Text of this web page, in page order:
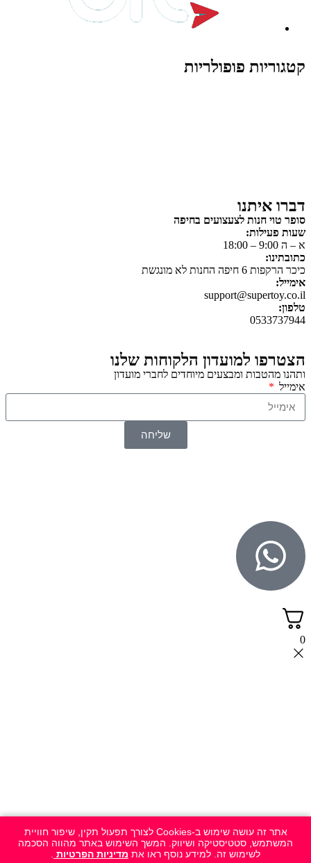
קטגוריות פופולריות
דברו איתנו
סופר טוי חנות לצעצועים בחיפה
שעות פעילות:
א – ה 9:00 – 18:00
כתובתינו:
כיכר הרקפות 6 חיפה החנות לא מונגשת
אימייל:
support@supertoy.co.il
טלפון:
0533737944
הצטרפו למועדון הלקוחות שלנו
ותהנו מהטבות ומבצעים מיוחדים לחברי מועדון
אימייל
שליחה
אתר זה עושה שימוש ב-Cookies לצורך תפעול תקין, שיפור חוויית
המשתמש, סטטיסטיקה ושיווק. המשך השימוש באתר מהווה הסכמה
לשימוש זה. למידע נוסף ראו את מדיניות הפרטיות
0